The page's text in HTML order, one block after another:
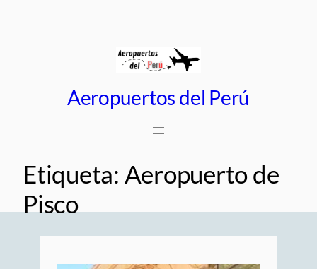
Aeropuertos del Perú
Etiqueta: Aeropuerto de
Pisco